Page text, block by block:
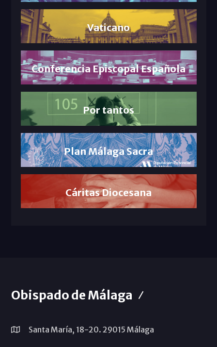
Vaticano
Conferencia Episcopal Española
Por tantos
Plan Málaga Sacra
Cáritas Diocesana
Obispado de Málaga
Santa María, 18-20. 29015 Málaga